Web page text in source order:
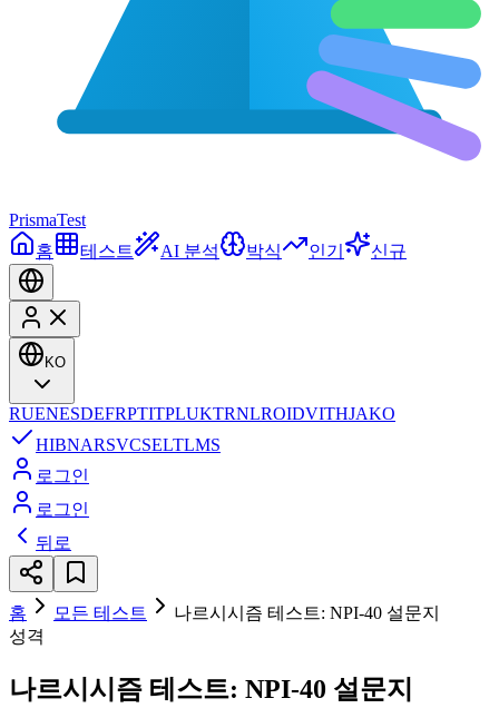
PrismaTest
홈
테스트 AI 분석 박식 인기 신규
KO
RUENESDEFRPTITPLUKTRNLROIDVITHJAKO
HIBNARSVCSELTLMS
로그인
로그인
뒤로
홈 모든 테스트
나르시시즘 테스트: NPI-40 설문지
성격
나르시시즘 테스트: NPI-40 설문지